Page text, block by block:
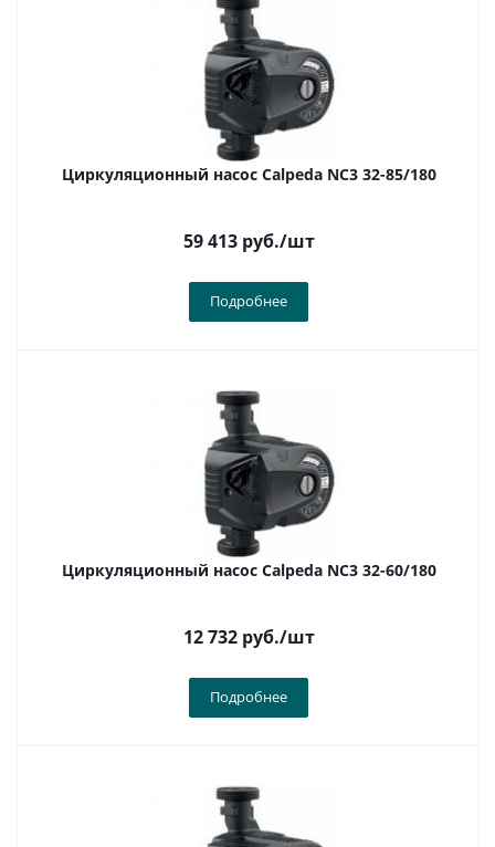
Циркуляционный насос Calpeda NC3 32-85/180
59 413руб./шт
Подробнее
Циркуляционный насос Calpeda NC3 32-60/180
12 732руб./шт
Подробнее